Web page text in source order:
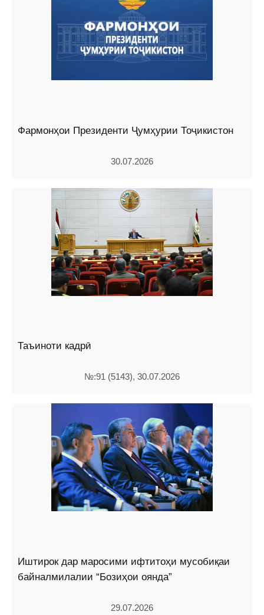
Фармонҳои Президенти Ҷумҳурии Тоҷикистон
30.07.2026
Таъиноти кадрӣ
№:91 (5143), 30.07.2026
Иштирок дар маросими ифтитоҳи мусобиқаи
байналмилалии “Бозиҳои оянда”
29.07.2026